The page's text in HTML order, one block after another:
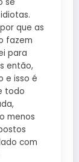
que as
fazem
para
então,
e isso é
todo
menos
com